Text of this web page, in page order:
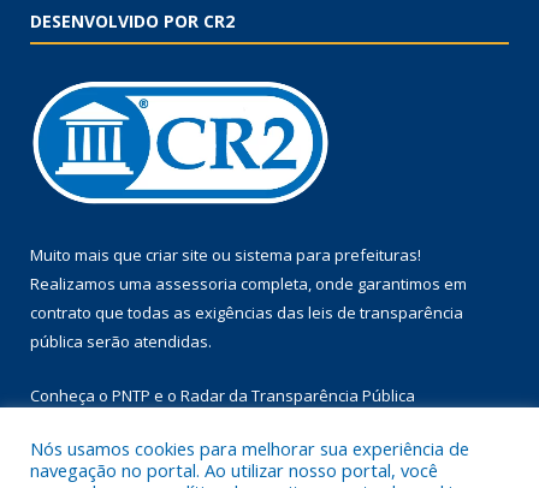
DESENVOLVIDO POR CR2
Muito mais que criar site ou sistema para prefeituras!
Realizamos uma assessoria completa, onde garantimos em
contrato que todas as exigências das leis de transparência
pública serão atendidas.
Conheça o PNTP e o Radar da Transparência Pública
Nós usamos cookies para melhorar sua experiência de
navegação no portal. Ao utilizar nosso portal, você